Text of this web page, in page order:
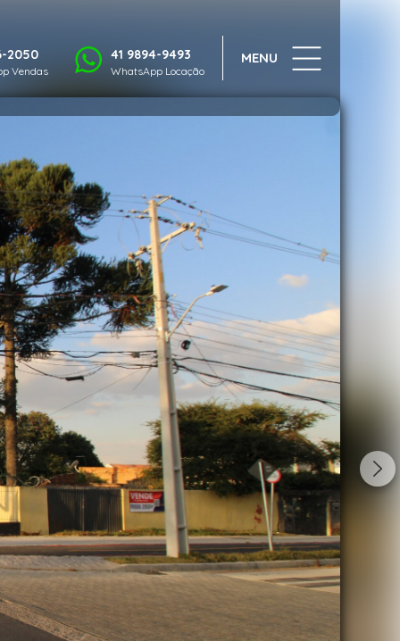
2050
Vendas
41 9894-9493
WhatsApp Locação
MENU